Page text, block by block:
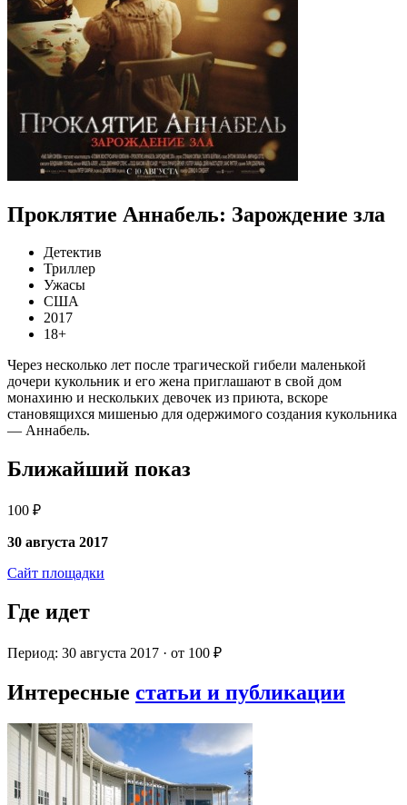
Проклятие Аннабель: Зарождение зла
Детектив
Триллер
Ужасы
США
2017
18+
Через несколько лет после трагической гибели маленькой
дочери кукольник и его жена приглашают в свой дом
монахиню и нескольких девочек из приюта, вскоре
становящихся мишенью для одержимого создания кукольника
— Аннабель.
Ближайший показ
100 ₽
30 августа 2017
Сайт площадки
Где идет
Период: 30 августа 2017 · от 100 ₽
Интересные статьи и публикации